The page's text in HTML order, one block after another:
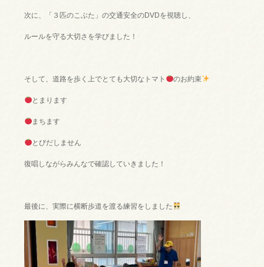
次に、「３匹のこぶた」の交通安全のDVDを視聴し、
ルールを守る大切さを学びました！
そして、道路を歩く上でとても大切なトマト のお約束
とまります
まちます
とびだしません
復唱しながらみんなで確認していきました！
最後に、実際に横断歩道を渡る練習をしました